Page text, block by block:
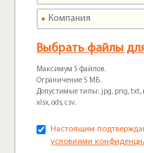
Выбрать файлы
Максимум 5 файлов.
Ограничение 5 МБ.
Допустимые типы: jpg, png, txt,
xlsx, ods, csv.
Настоящим
условиями